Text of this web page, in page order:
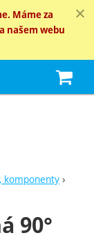
Máme za
našem webu
komponenty
90°